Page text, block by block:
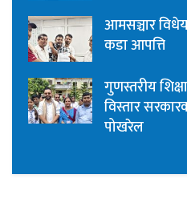
आमसञ्चार
कडा आपत्ति
गुणस्तरीय
विस्तार
पोखरेल